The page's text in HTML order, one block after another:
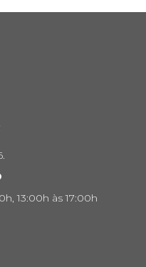
13:00h às 17:00h